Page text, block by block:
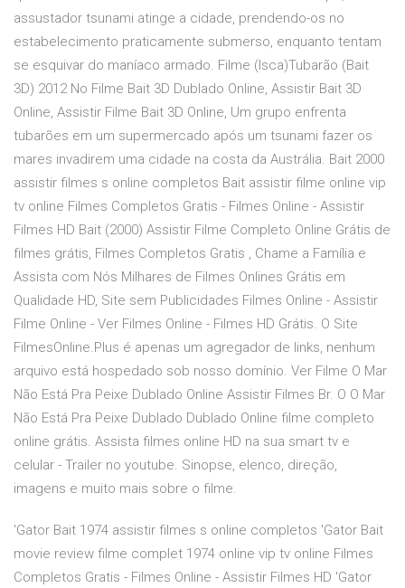
assustador tsunami atinge a cidade, prendendo-os no
estabelecimento praticamente submerso, enquanto tentam
se esquivar do maníaco armado. Filme (Isca)Tubarão (Bait
3D) 2012 No Filme Bait 3D Dublado Online, Assistir Bait 3D
Online, Assistir Filme Bait 3D Online, Um grupo enfrenta
tubarões em um supermercado após um tsunami fazer os
mares invadirem uma cidade na costa da Austrália. Bait 2000
assistir filmes s online completos Bait assistir filme online vip
tv online Filmes Completos Gratis - Filmes Online - Assistir
Filmes HD Bait (2000) Assistir Filme Completo Online Grátis de
filmes grátis, Filmes Completos Gratis , Chame a Família e
Assista com Nós Milhares de Filmes Onlines Grátis em
Qualidade HD, Site sem Publicidades Filmes Online - Assistir
Filme Online - Ver Filmes Online - Filmes HD Grátis. O Site
FilmesOnline.Plus é apenas um agregador de links, nenhum
arquivo está hospedado sob nosso domínio. Ver Filme O Mar
Não Está Pra Peixe Dublado Online Assistir Filmes Br. O O Mar
Não Está Pra Peixe Dublado Dublado Online filme completo
online grátis. Assista filmes online HD na sua smart tv e
celular - Trailer no youtube. Sinopse, elenco, direção,
imagens e muito mais sobre o filme.
'Gator Bait 1974 assistir filmes s online completos 'Gator Bait
movie review filme complet 1974 online vip tv online Filmes
Completos Gratis - Filmes Online - Assistir Filmes HD 'Gator